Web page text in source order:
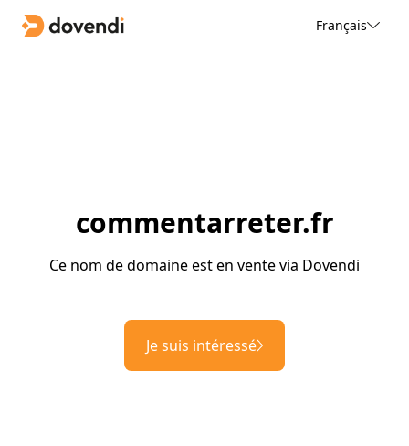
Français
commentarreter.fr
Ce nom de domaine est en vente via Dovendi
Je suis intéressé